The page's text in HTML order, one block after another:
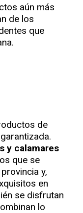
aún más
de los
que
de
y calamares
que se
y,
en
se disfrutan
lo